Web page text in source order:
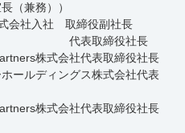
（兼務））
社入社 取締役副社長
代表取締役社長
株式会社代表取締役社長
ルディングス株式会社代表
株式会社代表取締役社長